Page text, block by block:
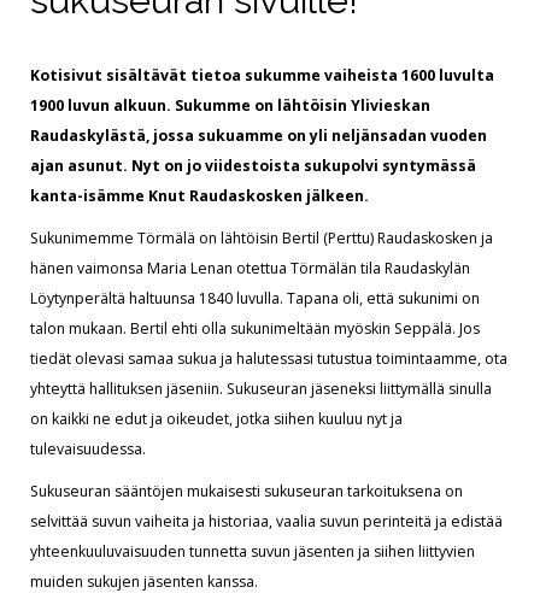
Kotisivut sisältävät tietoa sukumme vaiheista 1600 luvulta
1900 luvun alkuun. Sukumme on lähtöisin Ylivieskan
Raudaskylästä, jossa sukuamme on yli neljänsadan vuoden
ajan asunut. Nyt on jo viidestoista sukupolvi syntymässä
kanta-isämme Knut Raudaskosken jälkeen.
Sukunimemme Törmälä on lähtöisin Bertil (Perttu) Raudaskosken ja
hänen vaimonsa Maria Lenan otettua Törmälän tila Raudaskylän
Löytynperältä haltuunsa 1840 luvulla. Tapana oli, että sukunimi on
talon mukaan. Bertil ehti olla sukunimeltään myöskin Seppälä. Jos
tiedät olevasi samaa sukua ja halutessasi tutustua toimintaamme, ota
yhteyttä hallituksen jäseniin. Sukuseuran jäseneksi liittymällä sinulla
on kaikki ne edut ja oikeudet, jotka siihen kuuluu nyt ja
tulevaisuudessa.
Sukuseuran sääntöjen mukaisesti sukuseuran tarkoituksena on
selvittää suvun vaiheita ja historiaa, vaalia suvun perinteitä ja edistää
yhteenkuuluvaisuuden tunnetta suvun jäsenten ja siihen liittyvien
muiden sukujen jäsenten kanssa.